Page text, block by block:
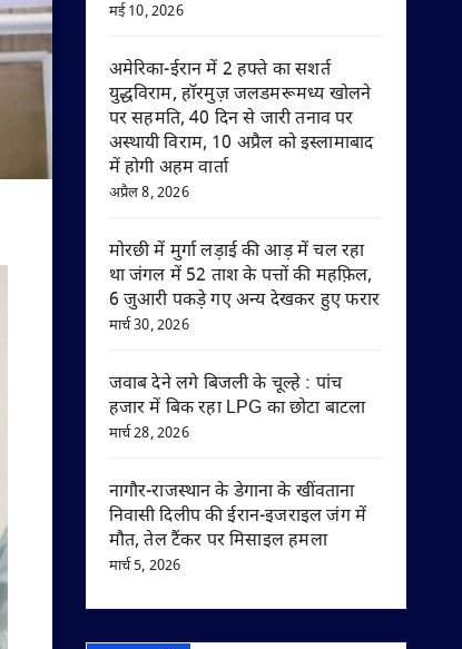
मई 10, 2026
अमेरिका-ईरान में 2 हफ्ते का सशर्त
युद्धविराम, हॉरमुज़ जलडमरूमध्य खोलने
पर सहमति, 40 दिन से जारी तनाव पर
अस्थायी विराम, 10 अप्रैल को इस्लामाबाद
में होगी अहम वार्ता
अप्रैल 8, 2026
मोरछी में मुर्गा लड़ाई की आड़ में चल रहा
था जंगल में 52 ताश के पत्तों की महफ़िल,
6 जुआरी पकड़े गए अन्य देखकर हुए फरार
मार्च 30, 2026
जवाब देने लगे बिजली के चूल्हे : पांच
हजार में बिक रहा LPG का छोटा बाटला
मार्च 28, 2026
नागौर-राजस्थान के डेगाना के खींवताना
निवासी दिलीप की ईरान-इजराइल जंग में
मौत, तेल टैंकर पर मिसाइल हमला
मार्च 5, 2026